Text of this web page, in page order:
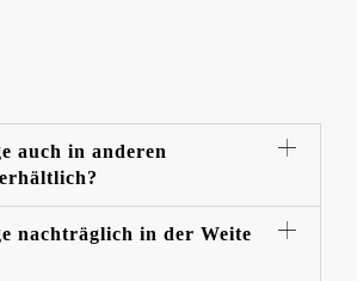
auch in anderen
nachträglich in der Weite